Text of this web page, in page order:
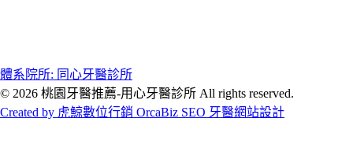
體系院所: 同心牙醫診所
© 2026 桃園牙醫推薦-用心牙醫診所 All rights reserved.
Created by 虎鯨數位行銷 OrcaBiz SEO 牙醫網站設計